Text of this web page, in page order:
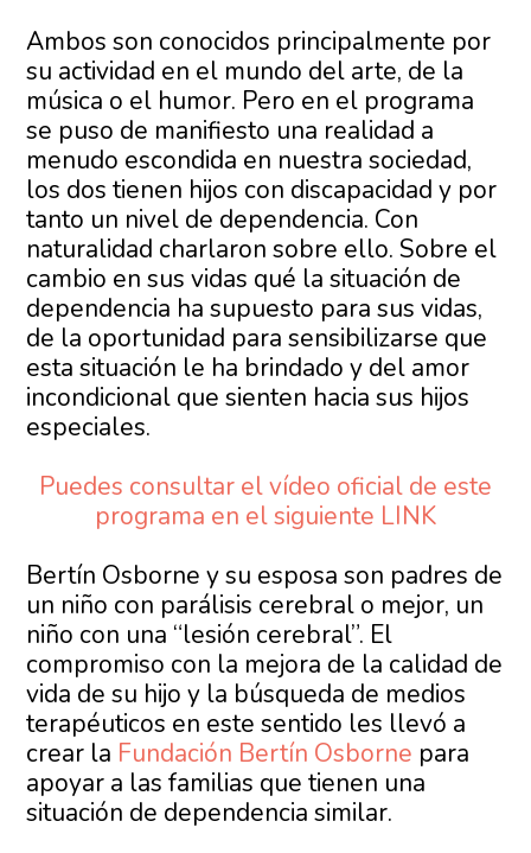
Ambos son conocidos principalmente por
su actividad en el mundo del arte, de la
música o el humor. Pero en el programa
se puso de manifiesto una realidad a
menudo escondida en nuestra sociedad,
los dos tienen hijos con discapacidad y por
tanto un nivel de dependencia. Con
naturalidad charlaron sobre ello. Sobre el
cambio en sus vidas qué la situación de
dependencia ha supuesto para sus vidas,
de la oportunidad para sensibilizarse que
esta situación le ha brindado y del amor
incondicional que sienten hacia sus hijos
especiales.
Puedes consultar el vídeo oficial de este
programa en el siguiente LINK
Bertín Osborne y su esposa son padres de
un niño con parálisis cerebral o mejor, un
niño con una “lesión cerebral”. El
compromiso con la mejora de la calidad de
vida de su hijo y la búsqueda de medios
terapéuticos en este sentido les llevó a
crear la Fundación Bertín Osborne para
apoyar a las familias que tienen una
situación de dependencia similar.